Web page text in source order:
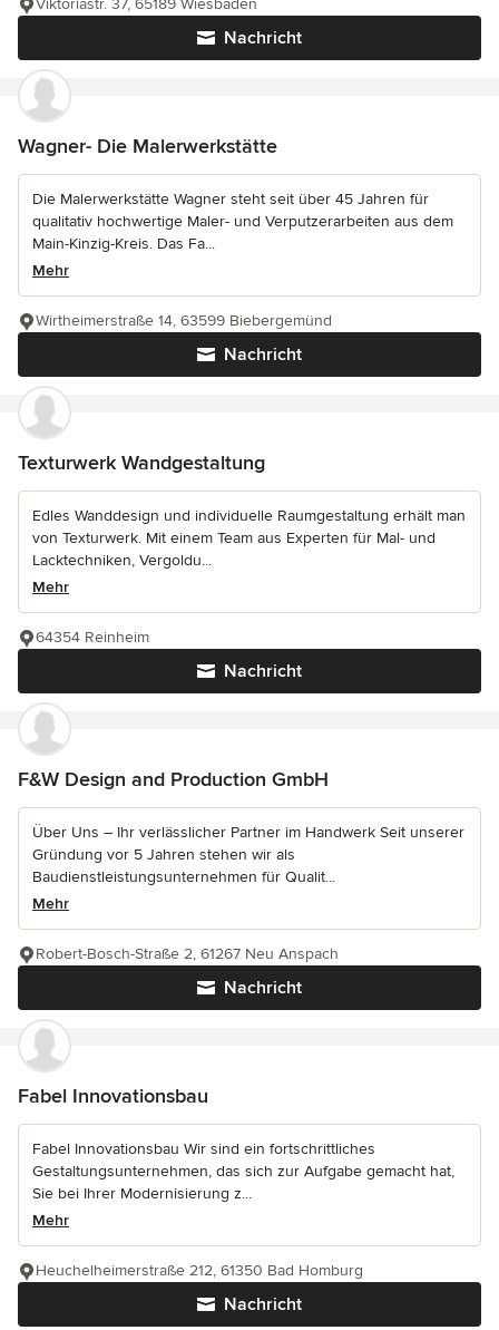
Nachricht
Wagner- Die Malerwerkstätte
Die Malerwerkstätte Wagner steht seit über 45 Jahren für
qualitativ hochwertige Maler- und Verputzerarbeiten aus dem
Main-Kinzig-Kreis. Das Fa...
Mehr
Nachricht
Wirtheimerstraße 14, 63599 Biebergemünd
Texturwerk Wandgestaltung
Edles Wanddesign und individuelle Raumgestaltung erhält man
von Texturwerk. Mit einem Team aus Experten für Mal- und
Lacktechniken, Vergoldu...
Mehr
Nachricht
64354 Reinheim
F&W Design and Production GmbH
Über Uns – Ihr verlässlicher Partner im Handwerk Seit unserer
Gründung vor 5 Jahren stehen wir als
Baudienstleistungsunternehmen für Qualit...
Mehr
Nachricht
Robert-Bosch-Straße 2, 61267 Neu Anspach
Fabel Innovationsbau
Fabel Innovationsbau Wir sind ein fortschrittliches
Gestaltungsunternehmen, das sich zur Aufgabe gemacht hat,
Sie bei Ihrer Modernisierung z...
Mehr
Nachricht
Heuchelheimerstraße 212, 61350 Bad Homburg